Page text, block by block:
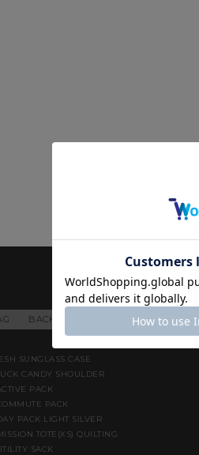
BACK PACK BUSINESS &
SUNGLASS CASE
CANDY SHOULDER
PACK
PACK
PACK LIGHT SILVER
TOTE(XS) QUILTING
SACK